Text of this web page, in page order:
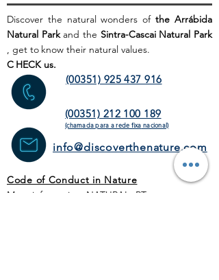
Discover the natural wonders ofthe Arrábida
Natural Parkand the Sintra-Cascai Natural Park
, get to know their natural values.
C HECK us.
(00351) 925 437 916
(00351) 212 100 189
(chamada para a rede fixa nacional)
info@discoverthenature.com
Code of Conduct in Nature
More information:
NATURAL .PT